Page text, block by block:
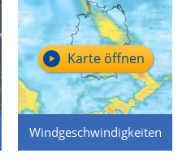
Windgeschwindigkeiten
Karte öffnen